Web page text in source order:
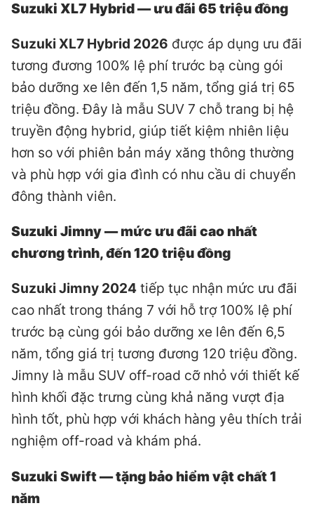
Suzuki XL7 Hybrid — ưu đãi 65 triệu đồng
Suzuki XL7 Hybrid 2026 được áp dụng ưu đãi
tương đương 100% lệ phí trước bạ cùng gói
bảo dưỡng xe lên đến 1,5 năm, tổng giá trị 65
triệu đồng. Đây là mẫu SUV 7 chỗ trang bị hệ
truyền động hybrid, giúp tiết kiệm nhiên liệu
hơn so với phiên bản máy xăng thông thường
và phù hợp với gia đình có nhu cầu di chuyển
đông thành viên.
Suzuki Jimny — mức ưu đãi cao nhất
chương trình, đến 120 triệu đồng
Suzuki Jimny 2024 tiếp tục nhận mức ưu đãi
cao nhất trong tháng 7 với hỗ trợ 100% lệ phí
trước bạ cùng gói bảo dưỡng xe lên đến 6,5
năm, tổng giá trị tương đương 120 triệu đồng.
Jimny là mẫu SUV off-road cỡ nhỏ với thiết kế
hình khối đặc trưng cùng khả năng vượt địa
hình tốt, phù hợp với khách hàng yêu thích trải
nghiệm off-road và khám phá.
Suzuki Swift — tặng bảo hiểm vật chất 1
năm